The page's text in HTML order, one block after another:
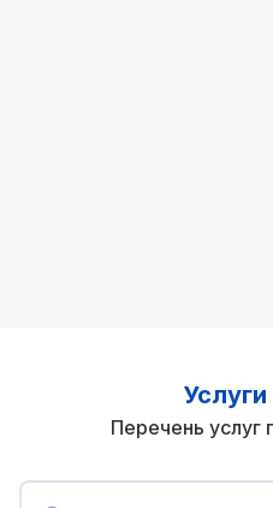
Перечень услуг